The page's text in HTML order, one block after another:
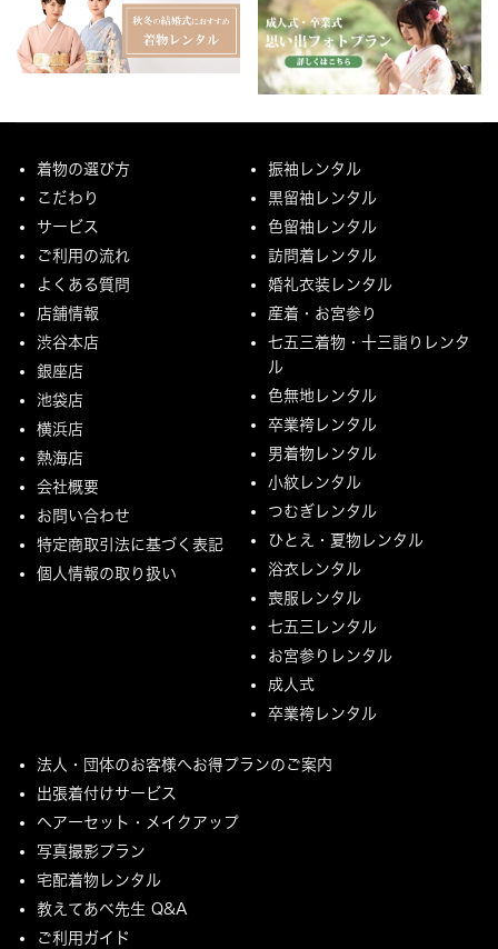
着物の選び方
こだわり
サービス
ご利用の流れ
よくある質問
店舗情報
渋谷本店
銀座店
池袋店
横浜店
熱海店
会社概要
お問い合わせ
特定商取引法に基づく表記
個人情報の取り扱い
振袖レンタル
黒留袖レンタル
色留袖レンタル
訪問着レンタル
婚礼衣装レンタル
産着・お宮参り
七五三着物・十三詣りレンタ
ル
色無地レンタル
卒業袴レンタル
男着物レンタル
小紋レンタル
つむぎレンタル
ひとえ・夏物レンタル
浴衣レンタル
喪服レンタル
七五三レンタル
お宮参りレンタル
成人式
卒業袴レンタル
法人・団体のお客様へお得プランのご案内
出張着付けサービス
ヘアーセット・メイクアップ
写真撮影プラン
宅配着物レンタル
教えてあべ先生 Q&A
ご利用ガイド